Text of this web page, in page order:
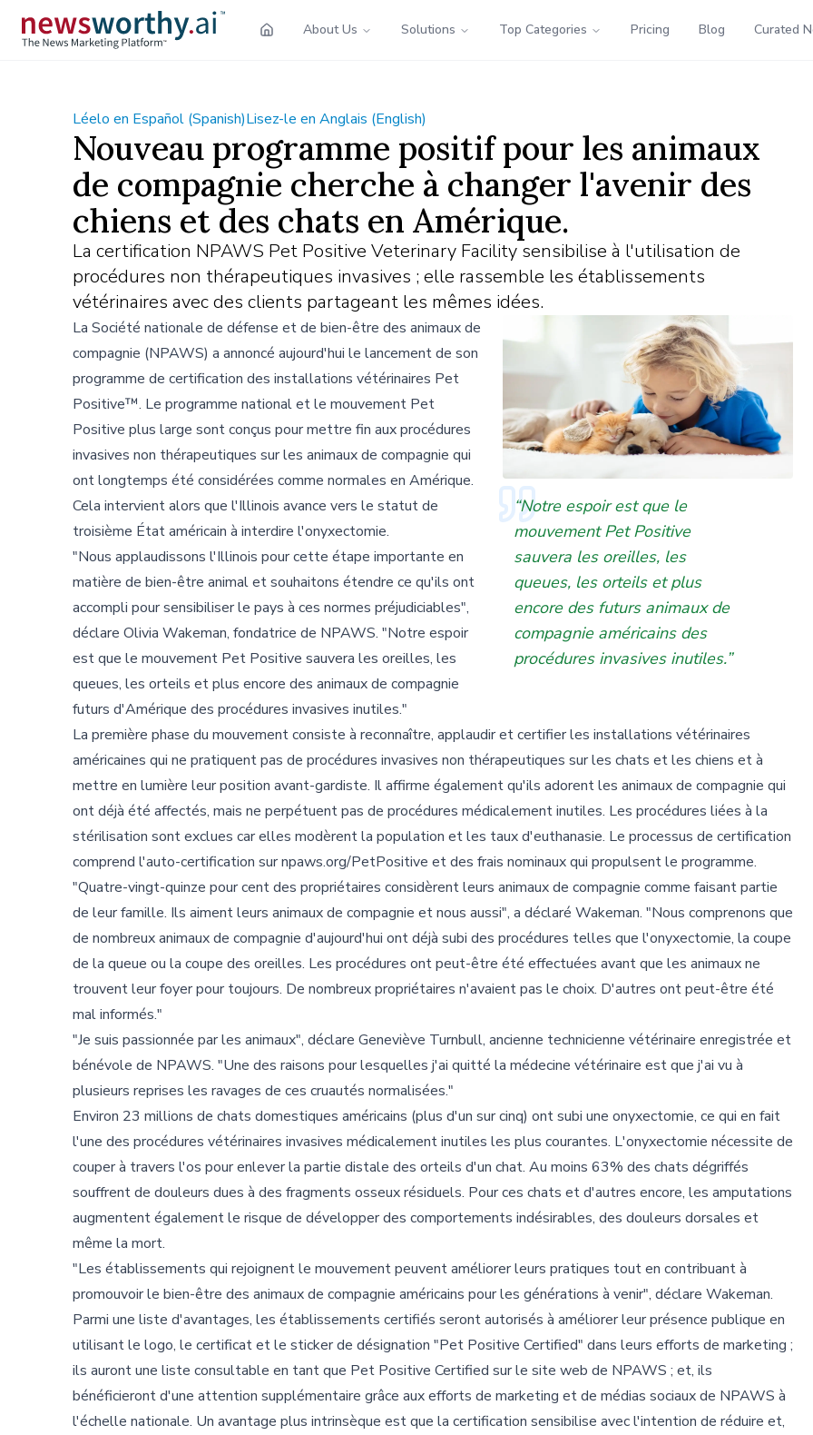
About Us Solutions Top Categories Pricing Blog Curated
Léelo en Español (Spanish)Lisez-le en Anglais (English)
Nouveau programme positif pour les animaux
de compagnie cherche à changer l'avenir des
chiens et des chats en Amérique.
La certification NPAWS Pet Positive Veterinary Facility sensibilise à l'utilisation de
procédures non thérapeutiques invasives ; elle rassemble les établissements
vétérinaires avec des clients partageant les mêmes idées.
“Notre espoir est que le
mouvement Pet Positive
sauvera les oreilles, les
queues, les orteils et plus
encore des futurs animaux de
compagnie américains des
procédures invasives inutiles.”
La Société nationale de défense et de bien-être des animaux de
compagnie (NPAWS) a annoncé aujourd'hui le lancement de son
programme de certification des installations vétérinaires Pet
Positive™. Le programme national et le mouvement Pet
Positive plus large sont conçus pour mettre fin aux procédures
invasives non thérapeutiques sur les animaux de compagnie qui
ont longtemps été considérées comme normales en Amérique.
Cela intervient alors que l'Illinois avance vers le statut de
troisième État américain à interdire l'onyxectomie.
"Nous applaudissons l'Illinois pour cette étape importante en
matière de bien-être animal et souhaitons étendre ce qu'ils ont
accompli pour sensibiliser le pays à ces normes préjudiciables",
déclare Olivia Wakeman, fondatrice de NPAWS. "Notre espoir
est que le mouvement Pet Positive sauvera les oreilles, les
queues, les orteils et plus encore des animaux de compagnie
futurs d'Amérique des procédures invasives inutiles."
La première phase du mouvement consiste à reconnaître, applaudir et certifier les installations vétérinaires
américaines qui ne pratiquent pas de procédures invasives non thérapeutiques sur les chats et les chiens et à
mettre en lumière leur position avant-gardiste. Il affirme également qu'ils adorent les animaux de compagnie qui
ont déjà été affectés, mais ne perpétuent pas de procédures médicalement inutiles. Les procédures liées à la
stérilisation sont exclues car elles modèrent la population et les taux d'euthanasie. Le processus de certification
comprend l'auto-certification sur npaws.org/PetPositive et des frais nominaux qui propulsent le programme.
"Quatre-vingt-quinze pour cent des propriétaires considèrent leurs animaux de compagnie comme faisant partie
de leur famille. Ils aiment leurs animaux de compagnie et nous aussi", a déclaré Wakeman. "Nous comprenons que
de nombreux animaux de compagnie d'aujourd'hui ont déjà subi des procédures telles que l'onyxectomie, la coupe
de la queue ou la coupe des oreilles. Les procédures ont peut-être été effectuées avant que les animaux ne
trouvent leur foyer pour toujours. De nombreux propriétaires n'avaient pas le choix. D'autres ont peut-être été
mal informés."
"Je suis passionnée par les animaux", déclare Geneviève Turnbull, ancienne technicienne vétérinaire enregistrée et
bénévole de NPAWS. "Une des raisons pour lesquelles j'ai quitté la médecine vétérinaire est que j'ai vu à
plusieurs reprises les ravages de ces cruautés normalisées."
Environ 23 millions de chats domestiques américains (plus d'un sur cinq) ont subi une onyxectomie, ce qui en fait
l'une des procédures vétérinaires invasives médicalement inutiles les plus courantes. L'onyxectomie nécessite de
couper à travers l'os pour enlever la partie distale des orteils d'un chat. Au moins 63% des chats dégriffés
souffrent de douleurs dues à des fragments osseux résiduels. Pour ces chats et d'autres encore, les amputations
augmentent également le risque de développer des comportements indésirables, des douleurs dorsales et
même la mort.
"Les établissements qui rejoignent le mouvement peuvent améliorer leurs pratiques tout en contribuant à
promouvoir le bien-être des animaux de compagnie américains pour les générations à venir", déclare Wakeman.
Parmi une liste d'avantages, les établissements certifiés seront autorisés à améliorer leur présence publique en
utilisant le logo, le certificat et le sticker de désignation "Pet Positive Certified" dans leurs efforts de marketing ;
ils auront une liste consultable en tant que Pet Positive Certified sur le site web de NPAWS ; et, ils
bénéficieront d'une attention supplémentaire grâce aux efforts de marketing et de médias sociaux de NPAWS à
l'échelle nationale. Un avantage plus intrinsèque est que la certification sensibilise avec l'intention de réduire et,